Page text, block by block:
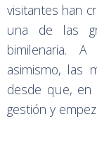
visitantes han
una de las
bimilenaria.
asimismo, las
desde que, en
gestión y